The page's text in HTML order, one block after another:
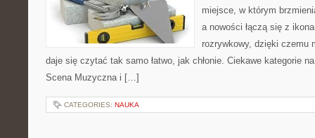
miejsce, w którym
a nowości łączą się z
rozrywkowy, dzięki czemu
daje się czytać tak samo łatwo, jak chłonie. Ciekawe kategorie
Scena Muzyczna i […]
CATEGORIES: NAUKA